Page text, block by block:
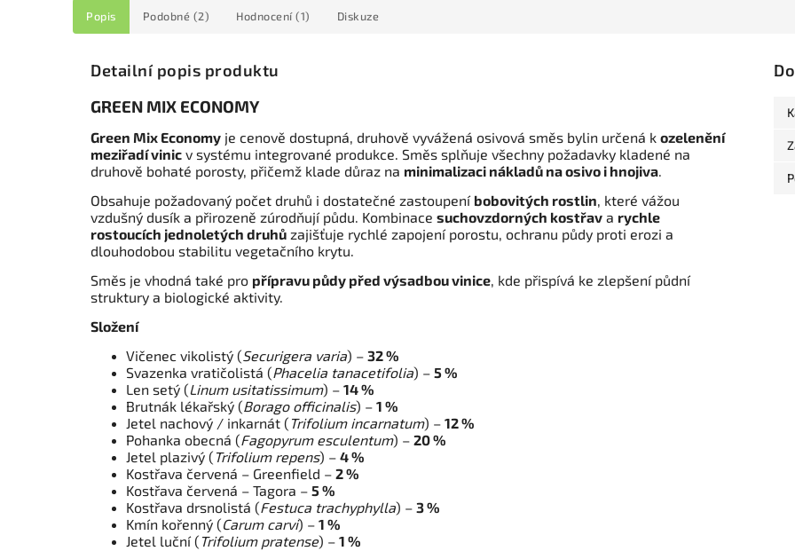
Popis Podobné (2) Hodnocení (1) Diskuze
Detailní popis produktu
GREEN MIX ECONOMY
Green Mix Economy je cenově dostupná, druhově vyvážená osivová směs bylin určená k ozelenění
meziřadí vinic v systému integrované produkce. Směs splňuje všechny požadavky kladené na
druhově bohaté porosty, přičemž klade důraz na minimalizaci nákladů na osivo i hnojiva.
Obsahuje požadovaný počet druhů i dostatečné zastoupení bobovitých rostlin, které vážou
vzdušný dusík a přirozeně zúrodňují půdu. Kombinace suchovzdorných kostřav a rychle
rostoucích jednoletých druhů zajišťuje rychlé zapojení porostu, ochranu půdy proti erozi a
dlouhodobou stabilitu vegetačního krytu.
Směs je vhodná také pro přípravu půdy před výsadbou vinice, kde přispívá ke zlepšení půdní
struktury a biologické aktivity.
Složení
Vičenec vikolistý (Securigera varia) – 32 %
Svazenka vratičolistá (Phacelia tanacetifolia) – 5 %
Len setý (Linum usitatissimum) – 14 %
Brutnák lékařský (Borago officinalis) – 1 %
Jetel nachový / inkarnát ( Trifolium incarnatum) – 12 %
Pohanka obecná (Fagopyrum esculentum) – 20 %
Jetel plazivý ( Trifolium repens) – 4 %
Kostřava červená – Greenfield – 2 %
Kostřava červená – Tagora – 5 %
Kostřava drsnolistá (Festuca trachyphylla) – 3 %
Kmín kořenný (Carum carvi) – 1 %
Jetel luční ( Trifolium pratense) – 1 %